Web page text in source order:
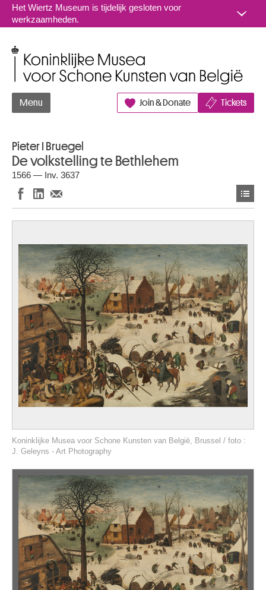
Naar inhoud
Het Wiertz Museum is tijdelijk gesloten voor
werkzaamheden.
Menu Join & Donate Tickets
Pieter I Bruegel
De volkstelling te Bethlehem
1566 — Inv. 3637
Koninklijke Musea voor Schone Kunsten van België, Brussel / foto :
J. Geleyns - Art Photography